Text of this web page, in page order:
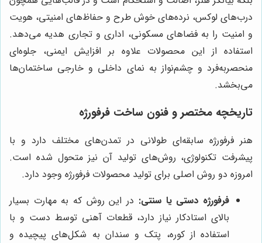
درب‌های لوکس، نرده‌های خوش طرح و حفاظ‌های امنیتی، هویت
و امنیت را به فضاهای مسکونی، اداری و تجاری هدیه می‌دهد.
استفاده از این محصولات علاوه بر افزایش ایمنی، جلوه‌ای
منحصربه‌فرد و چشم‌نواز به نمای داخلی و خارجی ساختمان‌ها
می‌بخشد.
تاریخچه مختصر و فنون ساخت فرفورژه
هنر فرفورژه سابقه‌ای طولانی در تمدن‌های مختلف دارد و با
پیشرفت تکنولوژی، روش‌های تولید آن نیز متحول شده است.
امروزه دو روش اصلی برای تولید محصولات فرفورژه وجود دارد.
فرفورژه دستی یا سنتی: در این روش که به مهارت بسیار
بالای استادکار نیاز دارد، قطعات آهنی توسط دست و با
استفاده از کوره، پتک و سندان به شکل‌های پیچیده و